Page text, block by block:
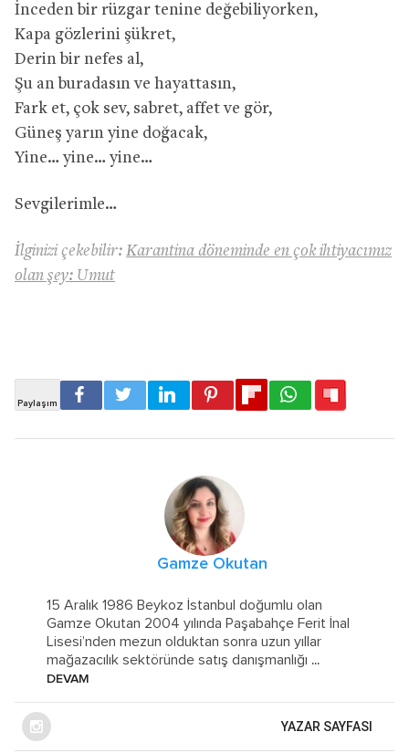
İnceden bir rüzgar tenine değebiliyorken,
Kapa gözlerini şükret,
Derin bir nefes al,
Şu an buradasın ve hayattasın,
Fark et, çok sev, sabret, affet ve gör,
Güneş yarın yine doğacak,
Yine… yine… yine…
Sevgilerimle…
İlginizi çekebilir: Karantina döneminde en çok ihtiyacımız
olan şey: Umut
Gamze Okutan
15 Aralık 1986 Beykoz İstanbul doğumlu olan
Gamze Okutan 2004 yılında Paşabahçe Ferit İnal
Lisesi’nden mezun olduktan sonra uzun yıllar
mağazacılık sektöründe satış danışmanlığı ...
DEVAM
YAZAR SAYFASI